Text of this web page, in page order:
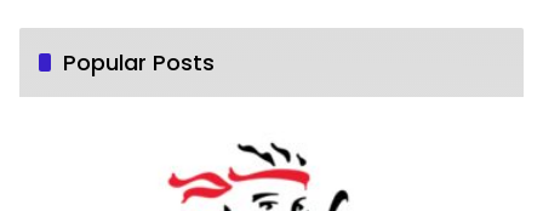
Popular Posts